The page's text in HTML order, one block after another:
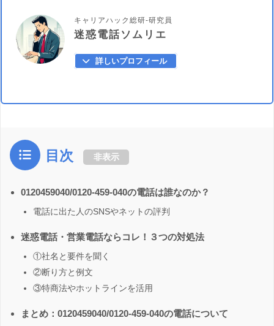
キャリアハック総研-研究員
迷惑電話ソムリエ
詳しいプロフィール
目次 非表示
0120459040/0120-459-040の電話は誰なのか？
電話に出た人のSNSやネットの評判
迷惑電話・営業電話ならコレ！３つの対処法
①社名と要件を聞く
②断り方と例文
③特商法やホットラインを活用
まとめ：0120459040/0120-459-040の電話について